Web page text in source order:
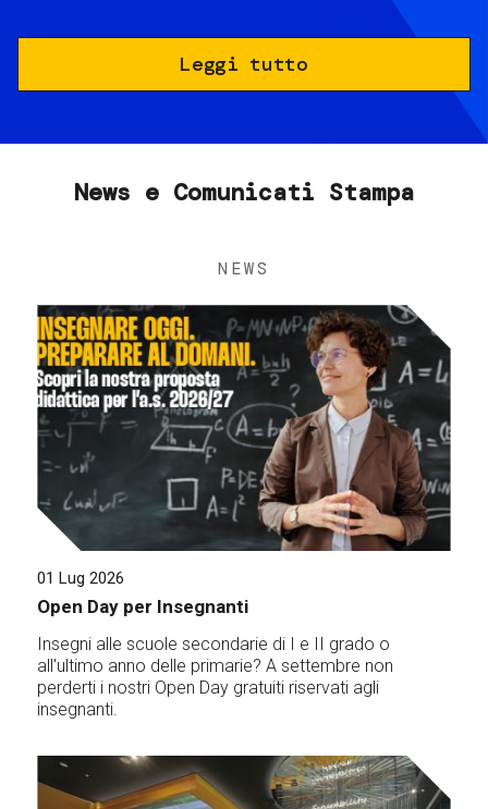
Leggi tutto
News e Comunicati Stampa
NEWS
01 Lug 2026
Open Day per Insegnanti
Insegni alle scuole secondarie di I e II grado o
all'ultimo anno delle primarie? A settembre non
perderti i nostri Open Day gratuiti riservati agli
insegnanti.